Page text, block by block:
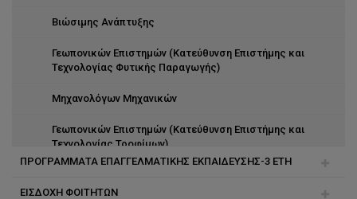
Βιώσιμης Ανάπτυξης
Γεωπονικών Επιστημών (Κατεύθυνση Επιστήμης και
Τεχνολογίας Φυτικής Παραγωγής)
Μηχανολόγων Μηχανικών
Γεωπονικών Επιστημών (Κατεύθυνση Επιστήμης και
Τεχνολογίας Τροφίμων)
ΠΡΟΓΡΑΜΜΑΤΑ ΕΠΑΓΓΕΛΜΑΤΙΚΗΣ ΕΚΠΑΙΔΕΥΣΗΣ-3 ΕΤΗ
Μαγειρικές Τέχνες-γλώσσα διδασκαλίας Ελληνική
ΕΙΣΔΟΧΗ ΦΟΙΤΗΤΩΝ